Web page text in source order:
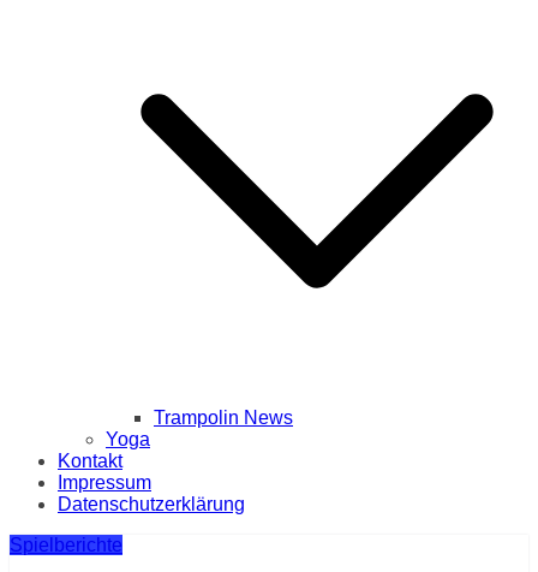
Trampolin News
Yoga
Kontakt
Impressum
Datenschutzerklärung
Spielberichte